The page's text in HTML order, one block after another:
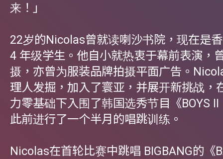
来！」
22岁的Nicolas曾就读喇沙书院，现在是
4 年级学生。他自小就热衷于幕前表演，
摄，亦曾为服装品牌拍摄平面广告。
理人发掘，加入了寰亚，并展开新挑战，
力零基础下入围了韩国选秀节目《BOYS
此前进行了一个半月的唱跳训练。
Nicolas在首轮比赛中跳唱 BIGBANG的《